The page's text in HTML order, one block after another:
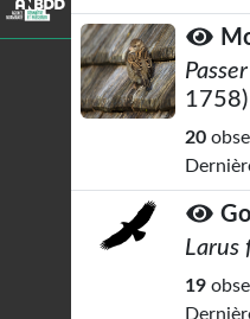
1758)
20
Larus
19